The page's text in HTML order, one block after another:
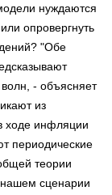
нуждаются
опровергнуть
"Обе
- объясняет
из
ходе инфляции
периодические
теории
нашем сценарии